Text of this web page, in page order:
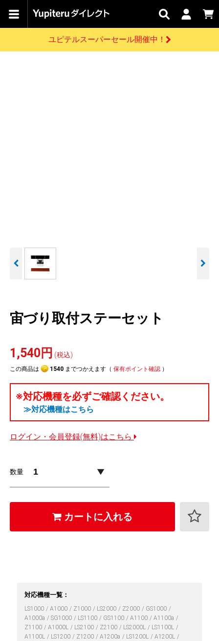
カテゴリで
キャン
ペーン
関連
サービス
お問い
合わせ
はじめての
アウトレット
駐車監視セット
開催中のキャンペーン
お買い物ガイド
ログインする
ユピテルスーパーセール開催中！
対応機種一覧：
LS1000 A1000 Z1000 LS2000 Z2000
GS1000
A1000a
SG1000 LS1100 GS1100 A1100
A1100a
Z1100
A1000L LS2100 Z2100 LS2000L
LS1100L
A1100L
LS1200 Z1200 A1200a LS1200L
A1200L
宙づり取付ステーセット
1,540円 (税込)
この商品は 1540 までつかえます（ 保有ポイント確認 ）
※対応機種を必ずご確認ください。
≫対応機種はこちら
ログイン・会員登録(無料)はこちら
数量
カートに入れる